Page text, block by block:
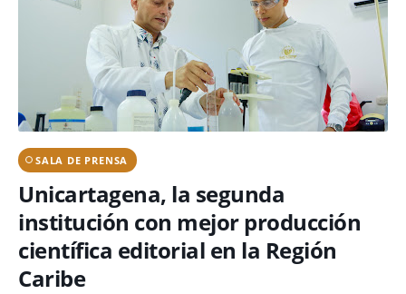
SALA DE PRENSA
Unicartagena, la segunda
institución con mejor producción
científica editorial en la Región
Caribe